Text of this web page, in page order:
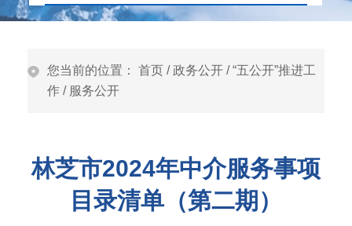
您当前的位置： 首页 /政务公开 /“五公开”推进工
作 / 服务公开
林芝市2024年中介服务事项
目录清单（第二期）